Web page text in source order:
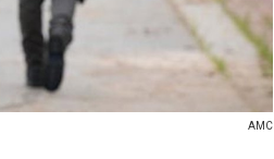
AMC